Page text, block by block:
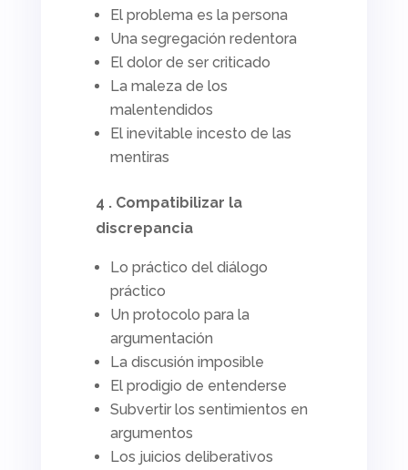
El problema es la persona
Una segregación redentora
El dolor de ser criticado
La maleza de los
malentendidos
El inevitable incesto de las
mentiras
4 . Compatibilizar la
discrepancia
Lo práctico del diálogo
práctico
Un protocolo para la
argumentación
La discusión imposible
El prodigio de entenderse
Subvertir los sentimientos en
argumentos
Los juicios deliberativos